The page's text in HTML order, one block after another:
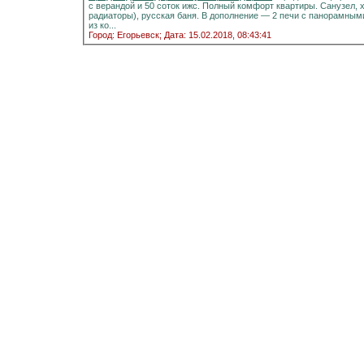
с верандой и 50 соток ижс. Полный комфорт квартиры. Санузел, холодная и горячая вода,
радиаторы), русская баня. В дополнение — 2 печи с панорамными стёклами.Информация на портале домиклайт.Вода
из ко...
Город: Егорьевск; Дата: 15.02.2018, 08:43:41